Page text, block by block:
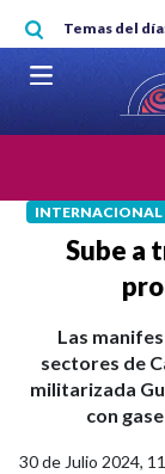
Pasar al contenido
Temas del
"HABLAR
INTERNACIONAL
Sube a
Las
sectores de
militarizada
con
30 de Julio 2024,